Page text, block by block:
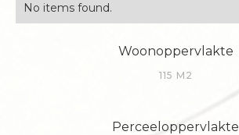
No items found.
Woonoppervlakte
115 M2
Perceeloppervlakte